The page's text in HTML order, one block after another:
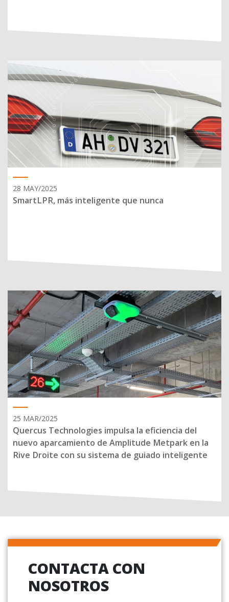
28 MAY/2025
SmartLPR, más inteligente que nunca
25 MAR/2025
Quercus Technologies impulsa la eficiencia del
nuevo aparcamiento de Amplitude Metpark en la
Rive Droite con su sistema de guiado inteligente
CONTACTA CON
NOSOTROS